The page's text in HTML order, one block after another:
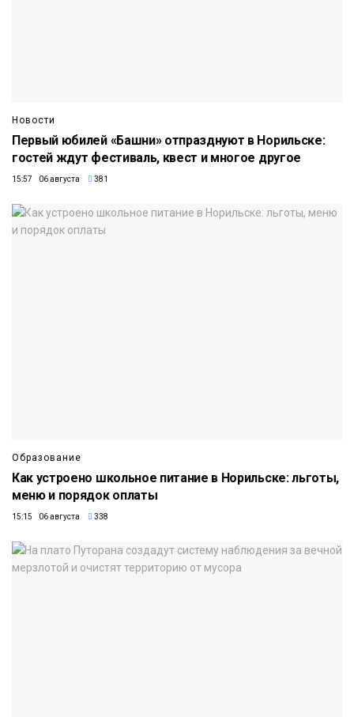
Новости
Первый юбилей «Башни» отпразднуют в Норильске:
гостей ждут фестиваль, квест и многое другое
15:57 06 августа 381
Образование
Как устроено школьное питание в Норильске: льготы,
меню и порядок оплаты
15:15 06 августа 338